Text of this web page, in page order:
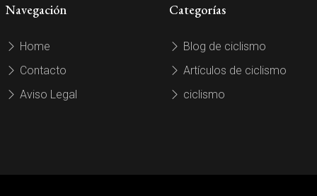
Navegación
Home
Contacto
Aviso Legal
Categorías
Blog de ciclismo
Artículos de ciclismo
ciclismo